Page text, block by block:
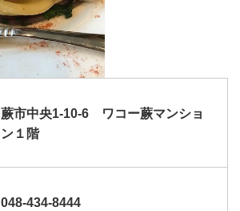
蕨市中央1-10-6 ワコー蕨マンショ
ン１階
048-434-8444